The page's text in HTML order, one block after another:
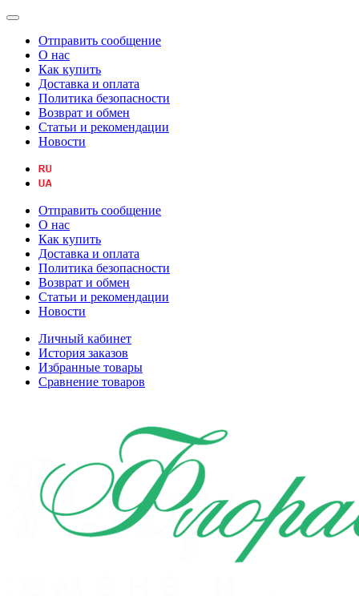
Отправить сообщение
О нас
Как купить
Доставка и оплата
Политика безопасности
Возврат и обмен
Статьи и рекомендации
Новости
Отправить сообщение
О нас
Как купить
Доставка и оплата
Политика безопасности
Возврат и обмен
Статьи и рекомендации
Новости
Личный кабинет
История заказов
Избранные товары
Сравнение товаров